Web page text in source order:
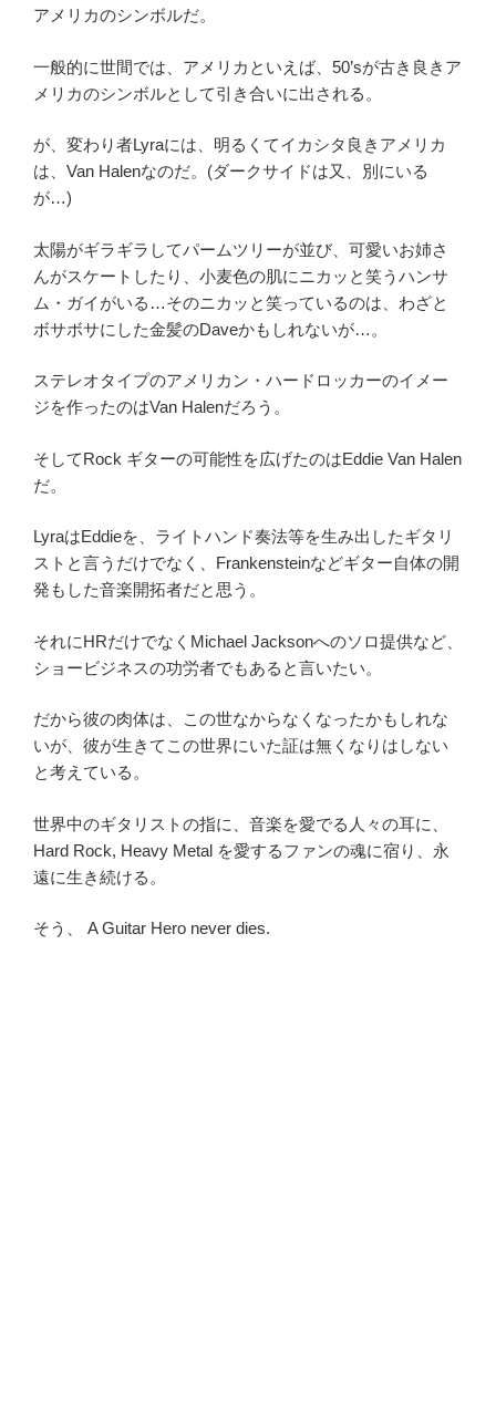
アメリカのシンボルだ。
一般的に世間では、アメリカといえば、50’sが古き良きア
メリカのシンボルとして引き合いに出される。
が、変わり者Lyraには、明るくてイカシタ良きアメリカ
は、Van Halenなのだ。(ダークサイドは又、別にいる
が…)
太陽がギラギラしてパームツリーが並び、可愛いお姉さ
んがスケートしたり、小麦色の肌にニカッと笑うハンサ
ム・ガイがいる…そのニカッと笑っているのは、わざと
ボサボサにした金髪のDaveかもしれないが…。
ステレオタイプのアメリカン・ハードロッカーのイメー
ジを作ったのはVan Halenだろう。
そしてRock ギターの可能性を広げたのはEddie Van Halen
だ。
LyraはEddieを、ライトハンド奏法等を生み出したギタリ
ストと言うだけでなく、Frankensteinなどギター自体の開
発もした音楽開拓者だと思う。
それにHRだけでなくMichael Jacksonへのソロ提供など、
ショービジネスの功労者でもあると言いたい。
だから彼の肉体は、この世なからなくなったかもしれな
いが、彼が生きてこの世界にいた証は無くなりはしない
と考えている。
世界中のギタリストの指に、音楽を愛でる人々の耳に、
Hard Rock, Heavy Metal を愛するファンの魂に宿り、永
遠に生き続ける。
そう、 A Guitar Hero never dies.